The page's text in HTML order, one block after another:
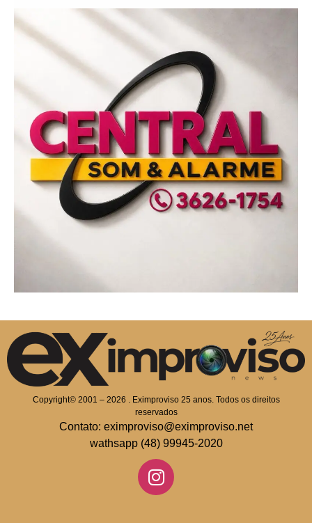
Copyright© 2001 – 2026 . Eximproviso 25 anos. Todos os direitos
reservados
Contato: eximproviso@eximproviso.net
wathsapp (48) 99945-2020